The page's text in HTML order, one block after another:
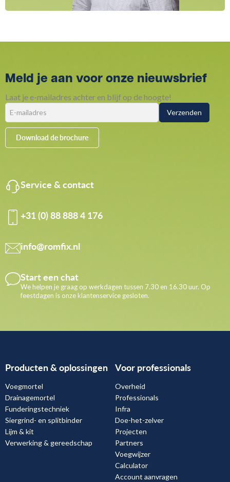
Meld je aan voor onze nieuwsbrief
Laat je e-mailadres achter en blijf op de hoogte!
Download de brochure
Service & contact
+31 (0) 88 888 4 176
info@romfix.nl
Start een chat
We helpen je graag op werkdagen tussen 7.30 en 16.30 uur. Op
feestdagen is onze klantenservice gesloten.
Producten & oplossingen
Voegmortel
Drainagemortel
Funderingstechniek
Siergrind- en splitbinder
Lijm & kit
Verwerking & gereedschap
Voor professionals
Overheid
Professionals
Infra
Doe-het-zelver
Projecten
Partners
Voegwijzer
Calculator
Account aanvragen